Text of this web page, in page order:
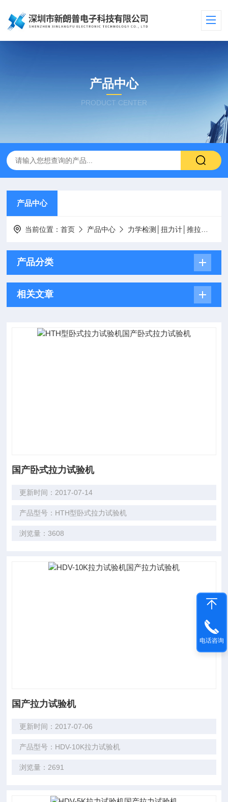
产品中心
PRODUCT CENTER
产品中心
当前位置：首页 产品中心 力学检测│扭力计│推拉力计│扭力起子│扭矩表
产品分类
相关文章
国产卧式拉力试验机
更新时间：2017-07-14
产品型号：HTH型卧式拉力试验机
浏览量：3608
国产拉力试验机
更新时间：2017-07-06
产品型号：HDV-10K拉力试验机
浏览量：2691
电话咨询